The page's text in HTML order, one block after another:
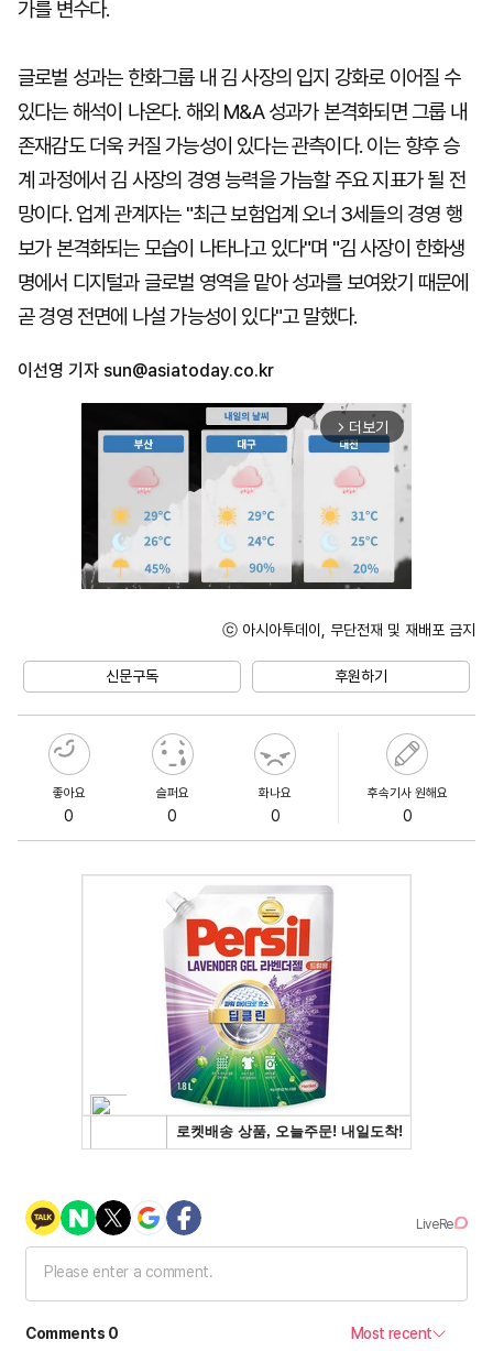
가를 변수다.
글로벌 성과는 한화그룹 내 김 사장의 입지 강화로 이어질 수
있다는 해석이 나온다. 해외 M&A 성과가 본격화되면 그룹 내
존재감도 더욱 커질 가능성이 있다는 관측이다. 이는 향후 승
계 과정에서 김 사장의 경영 능력을 가늠할 주요 지표가 될 전
망이다. 업계 관계자는 "최근 보험업계 오너 3세들의 경영 행
보가 본격화되는 모습이 나타나고 있다"며 "김 사장이 한화생
명에서 디지털과 글로벌 영역을 맡아 성과를 보여왔기 때문에
곧 경영 전면에 나설 가능성이 있다"고 말했다.
이선영 기자 sun@asiatoday.co.kr
arrow_forward_ios 더보기
ⓒ 아시아투데이, 무단전재 및 재배포 금지
신문구독 후원하기
좋아요
0
슬퍼요
0
화나요
0
후속기사 원해요
0